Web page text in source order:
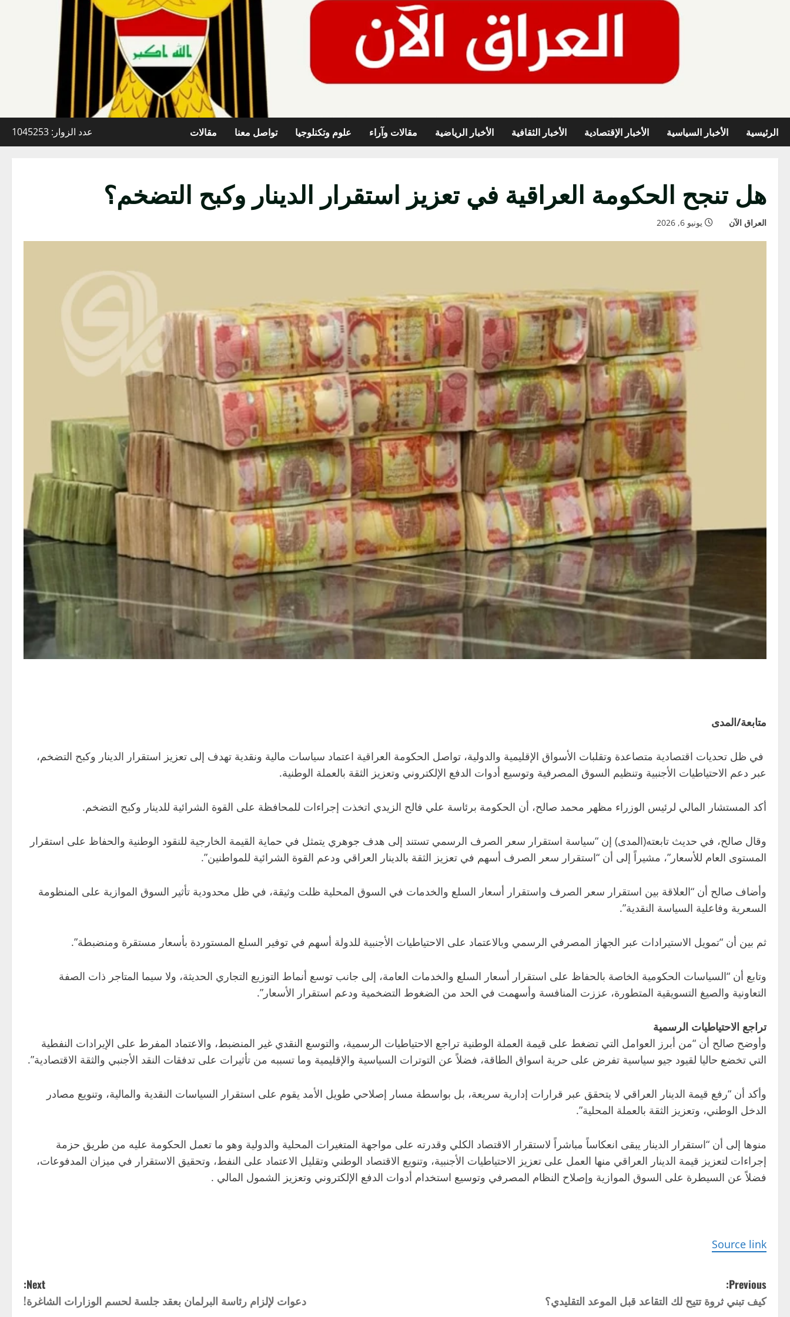
الرئيسية الأخبار السياسية الأخبار الإقتصادية الأخبار الثقافية الأخبار الرياضية مقالات وآراء علوم وتكنلوجيا تواصل معنا مقالات عدد الزوار: 1045253
هل تنجح الحكومة العراقية في تعزيز استقرار الدينار وكبح التضخم؟
العراق الآن يونيو 6, 2026
متابعة/المدى
في ظل تحديات اقتصادية متصاعدة وتقلبات الأسواق الإقليمية والدولية، تواصل الحكومة العراقية اعتماد سياسات مالية ونقدية تهدف إلى تعزيز استقرار الدينار وكبح التضخم،
عبر دعم الاحتياطيات الأجنبية وتنظيم السوق المصرفية وتوسيع أدوات الدفع الإلكتروني وتعزيز الثقة بالعملة الوطنية.
أكد المستشار المالي لرئيس الوزراء مظهر محمد صالح، أن الحكومة برئاسة علي فالح الزيدي اتخذت إجراءات للمحافظة على القوة الشرائية للدينار وكبح التضخم.
وقال صالح، في حديث تابعته(المدى) إن “سياسة استقرار سعر الصرف الرسمي تستند إلى هدف جوهري يتمثل في حماية القيمة الخارجية للنقود الوطنية والحفاظ على استقرار
المستوى العام للأسعار”، مشيراً إلى أن “استقرار سعر الصرف أسهم في تعزيز الثقة بالدينار العراقي ودعم القوة الشرائية للمواطنين”.
وأضاف صالح أن “العلاقة بين استقرار سعر الصرف واستقرار أسعار السلع والخدمات في السوق المحلية ظلت وثيقة، في ظل محدودية تأثير السوق الموازية على المنظومة
السعرية وفاعلية السياسة النقدية”.
ثم بين أن “تمويل الاستيرادات عبر الجهاز المصرفي الرسمي وبالاعتماد على الاحتياطيات الأجنبية للدولة أسهم في توفير السلع المستوردة بأسعار مستقرة ومنضبطة”.
وتابع أن “السياسات الحكومية الخاصة بالحفاظ على استقرار أسعار السلع والخدمات العامة، إلى جانب توسع أنماط التوزيع التجاري الحديثة، ولا سيما المتاجر ذات الصفة
التعاونية والصيغ التسويقية المتطورة، عززت المنافسة وأسهمت في الحد من الضغوط التضخمية ودعم استقرار الأسعار”.
تراجع الاحتياطيات الرسمية
وأوضح صالح أن “من أبرز العوامل التي تضغط على قيمة العملة الوطنية تراجع الاحتياطيات الرسمية، والتوسع النقدي غير المنضبط، والاعتماد المفرط على الإيرادات النفطية
التي تخضع حاليا لقيود جيو سياسية تفرض على حرية اسواق الطاقة، فضلاً عن التوترات السياسية والإقليمية وما تسببه من تأثيرات على تدفقات النقد الأجنبي والثقة الاقتصادية”.
وأكد أن “رفع قيمة الدينار العراقي لا يتحقق عبر قرارات إدارية سريعة، بل بواسطة مسار إصلاحي طويل الأمد يقوم على استقرار السياسات النقدية والمالية، وتنويع مصادر
الدخل الوطني، وتعزيز الثقة بالعملة المحلية”.
منوها إلى أن “استقرار الدينار يبقى انعكاساً مباشراً لاستقرار الاقتصاد الكلي وقدرته على مواجهة المتغيرات المحلية والدولية وهو ما تعمل الحكومة عليه من طريق حزمة
إجراءات لتعزيز قيمة الدينار العراقي منها العمل على تعزيز الاحتياطيات الأجنبية، وتنويع الاقتصاد الوطني وتقليل الاعتماد على النفط، وتحقيق الاستقرار في ميزان المدفوعات،
فضلاً عن السيطرة على السوق الموازية وإصلاح النظام المصرفي وتوسيع استخدام أدوات الدفع الإلكتروني وتعزيز الشمول المالي .
Source link
P
Previous:
كيف تبني ثروة تتيح لك التقاعد قبل الموعد التقليدي؟
Next:
دعوات لإلزام رئاسة البرلمان بعقد جلسة لحسم الوزارات الشاغرة!